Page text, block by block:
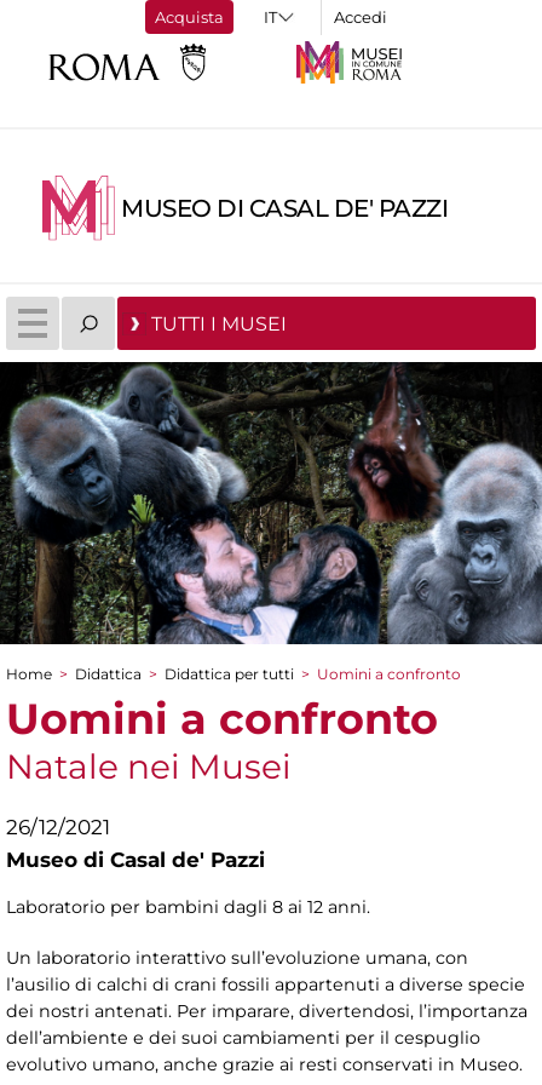
Acquista Accedi
MUSEO DI CASAL DE' PAZZI
TUTTI I MUSEI
Tu sei qui
Home > Didattica > Didattica per tutti > Uomini a confronto
Uomini a confronto
Natale nei Musei
26/12/2021
Museo di Casal de' Pazzi
Laboratorio per bambini dagli 8 ai 12 anni.
Un laboratorio interattivo sull’evoluzione umana, con
l’ausilio di calchi di crani fossili appartenuti a diverse specie
dei nostri antenati. Per imparare, divertendosi, l’importanza
dell’ambiente e dei suoi cambiamenti per il cespuglio
evolutivo umano, anche grazie ai resti conservati in Museo.